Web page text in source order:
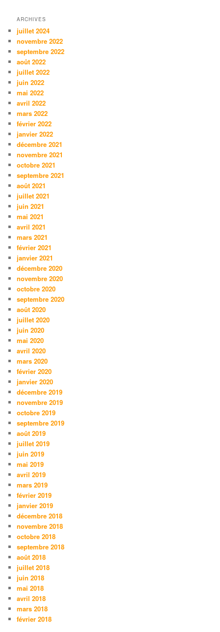
ARCHIVES
juillet 2024
novembre 2022
septembre 2022
août 2022
juillet 2022
juin 2022
mai 2022
avril 2022
mars 2022
février 2022
janvier 2022
décembre 2021
novembre 2021
octobre 2021
septembre 2021
août 2021
juillet 2021
juin 2021
mai 2021
avril 2021
mars 2021
février 2021
janvier 2021
décembre 2020
novembre 2020
octobre 2020
septembre 2020
août 2020
juillet 2020
juin 2020
mai 2020
avril 2020
mars 2020
février 2020
janvier 2020
décembre 2019
novembre 2019
octobre 2019
septembre 2019
août 2019
juillet 2019
juin 2019
mai 2019
avril 2019
mars 2019
février 2019
janvier 2019
décembre 2018
novembre 2018
octobre 2018
septembre 2018
août 2018
juillet 2018
juin 2018
mai 2018
avril 2018
mars 2018
février 2018